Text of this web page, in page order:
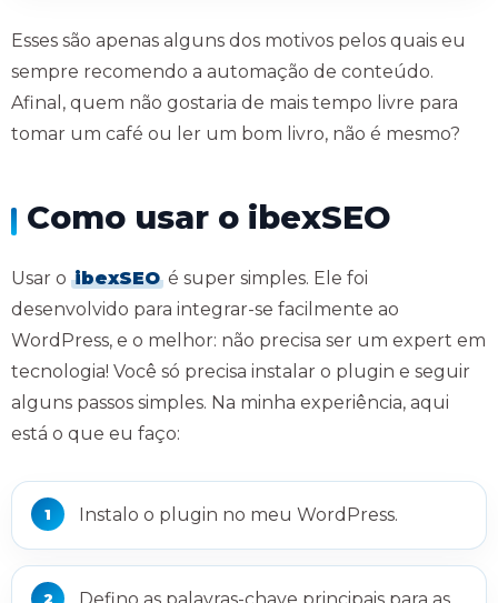
Esses são apenas alguns dos motivos pelos quais eu
sempre recomendo a automação de conteúdo.
Afinal, quem não gostaria de mais tempo livre para
tomar um café ou ler um bom livro, não é mesmo?
Como usar o ibexSEO
Usar o ibexSEO é super simples. Ele foi
desenvolvido para integrar-se facilmente ao
WordPress, e o melhor: não precisa ser um expert em
tecnologia! Você só precisa instalar o plugin e seguir
alguns passos simples. Na minha experiência, aqui
está o que eu faço:
Instalo o plugin no meu WordPress.